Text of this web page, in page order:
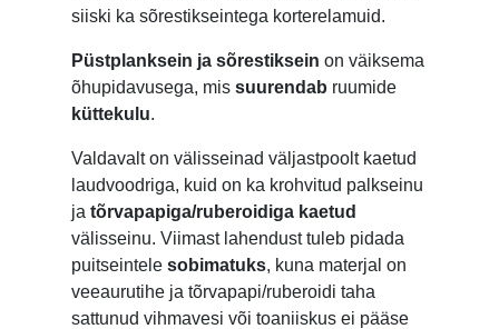
siiski ka sõrestikseintega korterelamuid.
Püstplanksein ja sõrestiksein on väiksema
õhupidavusega, mis suurendab ruumide
küttekulu.
Valdavalt on välisseinad väljastpoolt kaetud
laudvoodriga, kuid on ka krohvitud palkseinu
ja tõrvapapiga/ruberoidiga kaetud
välisseinu. Viimast lahendust tuleb pidada
puitseintele sobimatuks, kuna materjal on
veeaurutihe ja tõrvapapi/ruberoidi taha
sattunud vihmavesi või toaniiskus ei pääse